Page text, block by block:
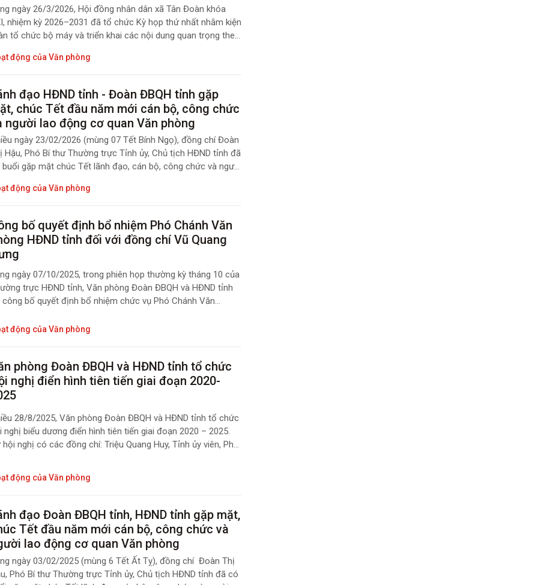
ngày 26/3/2026, Hội đồng nhân dân xã Tân Đoàn khóa
nhiệm kỳ 2026–2031 đã tổ chức Kỳ họp thứ nhất nhằm kiện
tổ chức bộ máy và triển khai các nội dung quan trọng theo
động của Văn phòng
đạo HĐND tỉnh - Đoàn ĐBQH tỉnh gặp
chúc Tết đầu năm mới cán bộ, công chức
người lao động cơ quan Văn phòng
ngày 23/02/2026 (mùng 07 Tết Bính Ngọ), đồng chí Đoàn
Hậu, Phó Bí thư Thường trực Tỉnh ủy, Chủ tịch HĐND tỉnh đã
gặp mặt chúc Tết lãnh đạo, cán bộ, công chức và người
đầu Xuân năm mới Bính Ngọ, 2026.
động của Văn phòng
bố quyết định bổ nhiệm Phó Chánh Văn
HĐND tỉnh đối với đồng chí Vũ Quang
ngày 07/10/2025, trong phiên họp thường kỳ tháng 10 của
trực HĐND tỉnh, Văn phòng Đoàn ĐBQH và HĐND tỉnh
công bố quyết định bổ nhiệm chức vụ Phó Chánh Văn
Phó Giám đốc Sở Tư pháp.
động của Văn phòng
phòng Đoàn ĐBQH và HĐND tỉnh tổ chức
nghị điển hình tiên tiến giai đoạn 2020-
28/8/2025, Văn phòng Đoàn ĐBQH và HĐND tỉnh tổ chức
nghị biểu dương điển hình tiên tiến giai đoạn 2020 – 2025.
hội nghị có các đồng chí: Triệu Quang Huy, Tỉnh ủy viên, Phó
Tỉnh ủy viên, Phó Chủ tịch HĐND tỉnh; lãnh đạo chuyên
các Ban của HĐND tỉnh, công chức, người lao động thuộc
động của Văn phòng
đạo Đoàn ĐBQH tỉnh, HĐND tỉnh gặp mặt,
Tết đầu năm mới cán bộ, công chức và
lao động cơ quan Văn phòng
ngày 03/02/2025 (mùng 6 Tết Ất Tỵ), đồng chí Đoàn Thị
Phó Bí thư Thường trực Tỉnh ủy, Chủ tịch HĐND tỉnh đã có